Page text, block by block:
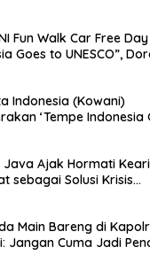
Fun Walk Car Free Day
Goes to UNESCO”,
Indonesia (Kowani)
‘Tempe Indonesia
Java Ajak Hormati
sebagai Solusi Krisis
Main Bareng di
Jangan Cuma Jadi